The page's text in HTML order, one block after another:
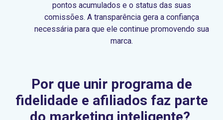
pontos acumulados e o status das suas
comissões. A transparência gera a confiança
necessária para que ele continue promovendo sua
marca.
Por que unir programa de
fidelidade e afiliados faz parte